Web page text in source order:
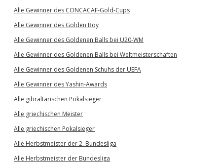
Alle Gewinner des CONCACAF-Gold-Cups
Alle Gewinner des Golden Boy
Alle Gewinner des Goldenen Balls bei U20-WM
Alle Gewinner des Goldenen Balls bei Weltmeisterschaften
Alle Gewinner des Goldenen Schuhs der UEFA
Alle Gewinner des Yashin-Awards
Alle gibraltarischen Pokalsieger
Alle griechischen Meister
Alle griechischen Pokalsieger
Alle Herbstmeister der 2. Bundesliga
Alle Herbstmeister der Bundesliga